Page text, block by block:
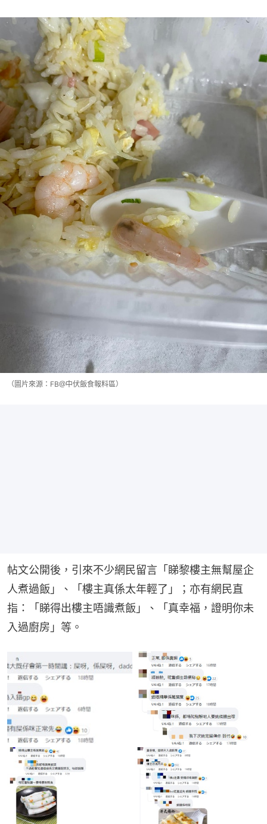
（圖片來源：FB@中伏飯食報料區）
帖文公開後，引來不少網民留言「睇黎樓主無幫屋企
人煮過飯」、「樓主真係太年輕了」；亦有網民直
指：「睇得出樓主唔識煮飯」、「真幸福，證明你未
入過廚房」等。